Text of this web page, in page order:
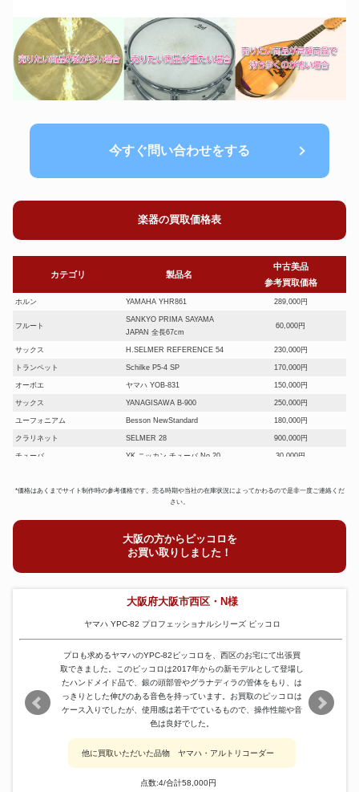
今すぐ問い合わせをする
楽器の買取価格表
カテゴリ 製品名
中古美品
参考買取価格
ホルン YAMAHA YHR861 289,000円
フルート
SANKYO PRIMA SAYAMA
JAPAN 全長67cm
60,000円
サックス H.SELMER REFERENCE 54 230,000円
トランペット Schilke P5-4 SP 170,000円
オーボエ ヤマハ YOB-831 150,000円
サックス YANAGISAWA B-900 250,000円
ユーフォニアム Besson NewStandard 180,000円
クラリネット SELMER 28 900,000円
チューバ YK ニッカン チューバ No.20 30,000円
*価格はあくまでサイト制作時の参考価格です。売る時期や当社の在庫状況によってかわるので是非一度ご連絡くだ
さい。
大阪の方からピッコロを
お買い取りしました！
大阪府大阪市西区・N様
ヤマハ YPC-82 プロフェッショナルシリーズ ピッコロ
プロも求めるヤマハのYPC-82ピッコロを、西区のお宅にて出張買
取できました。このピッコロは2017年からの新モデルとして登場し
たハンドメイド品で、銀の頭部管やグラナディラの管体をもり、は
っきりとした伸びのある音色を持っています。お買取のピッコロは
ケース入りでしたが、使用感は若干でているもので、操作性能や音
色は良好でした。
他に買取いただいた品物 ヤマハ・アルトリコーダー
点数:4/合計58,000円